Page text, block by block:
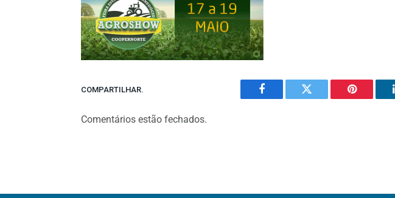
COMPARTILHAR.
Facebook Twitter Pinterest
Comentários estão fechados.